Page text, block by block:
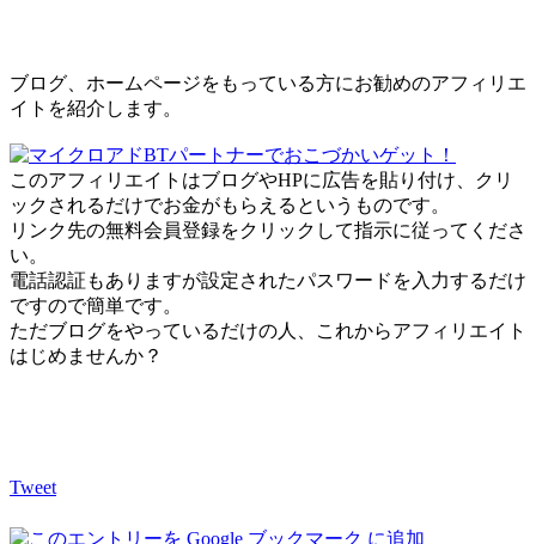
ブログ、ホームページをもっている方にお勧めのアフィリエ
イトを紹介します。
このアフィリエイトはブログやHPに広告を貼り付け、クリ
ックされるだけでお金がもらえるというものです。
リンク先の無料会員登録をクリックして指示に従ってくださ
い。
電話認証もありますが設定されたパスワードを入力するだけ
ですので簡単です。
ただブログをやっているだけの人、これからアフィリエイト
はじめませんか？
Tweet